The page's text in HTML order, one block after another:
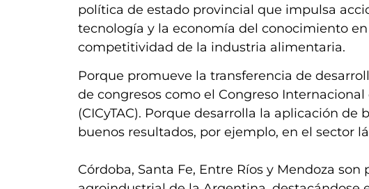
política de estado provincial que impulsa
tecnología y la economía del conocimiento
competitividad de la industria alimentaria.
Porque promueve la transferencia de
de congresos como el Congreso
(CICyTAC). Porque desarrolla la aplicación
buenos resultados, por ejemplo, en el sector
Córdoba, Santa Fe, Entre Ríos y Mendoza